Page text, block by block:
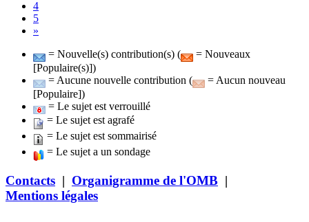
4
5
»
= Nouvelle(s) contribution(s) (
= Nouveaux
[Populaire(s)])
= Aucune nouvelle contribution (
= Aucun nouveau
[Populaire])
= Le sujet est verrouillé
= Le sujet est agrafé
= Le sujet est sommairisé
= Le sujet a un sondage
Contacts | Organigramme de l'OMB |
Mentions légales